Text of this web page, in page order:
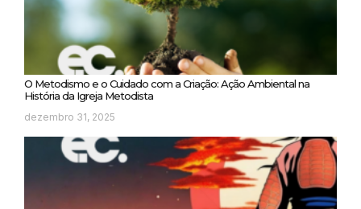
O Metodismo e o Cuidado com a Criação: Ação Ambiental na
História da Igreja Metodista
dezembro 31, 2025